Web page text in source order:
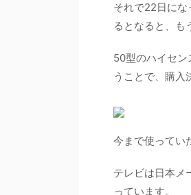
それで22日に
るとなると、も
50型のハイセ
うことで、購入
今まで使ってい
テレビは日本メ
っています。